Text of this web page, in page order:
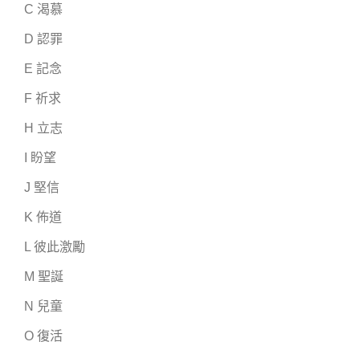
C 渴慕
D 認罪
E 記念
F 祈求
H 立志
I 盼望
J 堅信
K 佈道
L 彼此激勵
M 聖誕
N 兒童
O 復活